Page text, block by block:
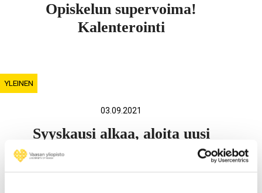
Opiskelun supervoima!
Kalenterointi
YLEINEN
03.09.2021
Syyskausi alkaa, aloita uusi